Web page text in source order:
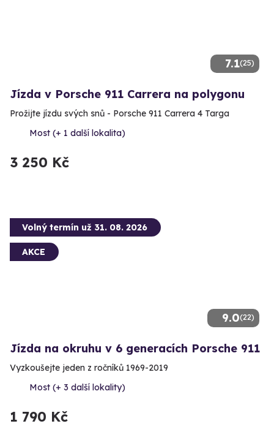
7.1(25)
Jízda v Porsche 911 Carrera na polygonu
Prožijte jízdu svých snů - Porsche 911 Carrera 4 Targa
Most (+ 1 další lokalita)
3 250 Kč
9.0(22)
Volný termín už 31. 08. 2026
AKCE
Jízda na okruhu v 6 generacích Porsche 911
Vyzkoušejte jeden z ročníků 1969-2019
Most (+ 3 další lokality)
1 790 Kč